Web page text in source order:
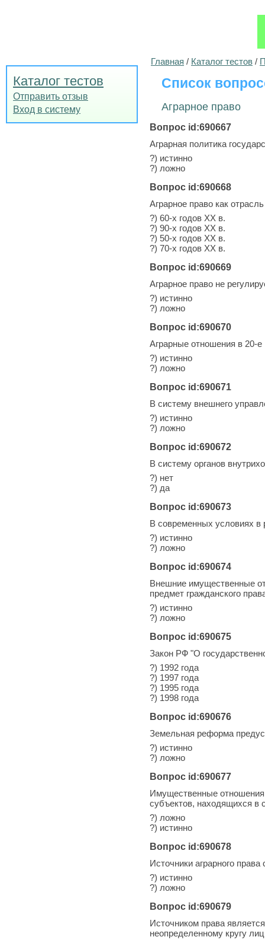
Каталог тестов
Отправить отзыв
Вход в систему
Главная / Каталог тестов /
Список
Аграрное право
Вопрос id:690667
Аграрная политика
?) истинно
?) ложно
Вопрос id:690668
Аграрное право как
?) 60-х годов XX в.
?) 90-х годов XX в.
?) 50-х годов XX в.
?) 70-х годов XX в.
Вопрос id:690669
Аграрное право не
?) истинно
?) ложно
Вопрос id:690670
Аграрные отношения в 20-е
?) истинно
?) ложно
Вопрос id:690671
В систему внешнего
?) истинно
?) ложно
Вопрос id:690672
В систему органов
?) нет
?) да
Вопрос id:690673
В современных условиях в
?) истинно
?) ложно
Вопрос id:690674
Внешние имущественные
предмет гражданского
?) истинно
?) ложно
Вопрос id:690675
Закон РФ "О
?) 1992 года
?) 1997 года
?) 1995 года
?) 1998 года
Вопрос id:690676
Земельная реформа
?) истинно
?) ложно
Вопрос id:690677
Имущественные отношения
субъектов, находящихся в
?) ложно
?) истинно
Вопрос id:690678
Источники аграрного
?) истинно
?) ложно
Вопрос id:690679
Источником права
неопределенному кругу лиц